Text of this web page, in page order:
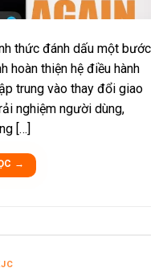
thức đánh dấu một bước
hoàn thiện hệ điều hành
trung vào thay đổi giao
nghiệm người dùng,
[…]
→